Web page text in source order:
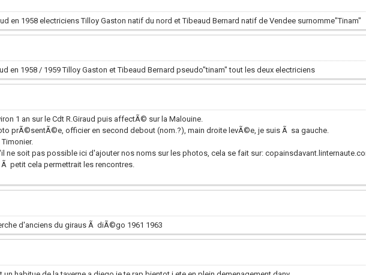
en 1958 electriciens Tilloy Gaston natif du nord et Tibeaud Bernard natif de Vendee surnomme"Tinam"
en 1958 / 1959 Tilloy Gaston et Tibeaud Bernard pseudo"tinam" tout les deux electriciens
1 an sur le Cdt R.Giraud puis affectÃ© sur la Malouine.
prÃ©sentÃ©e, officier en second debout (nom.?), main droite levÃ©e, je suis Ã sa gauche.
ne soit pas possible ici d'ajouter nos noms sur les photos, cela se fait sur:
petit cela permettrait les rencontres.
d'anciens du giraus Ã diÃ©go 1961 1963